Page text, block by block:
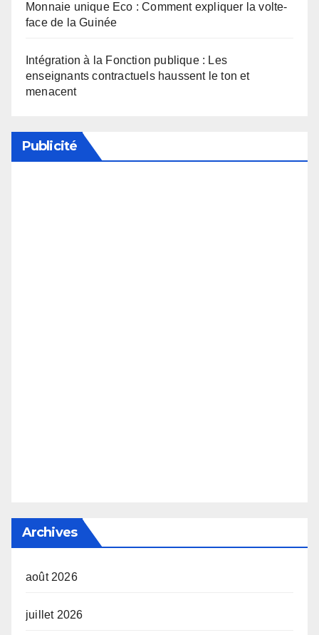
Monnaie unique Eco : Comment expliquer la volte-
face de la Guinée
Intégration à la Fonction publique : Les
enseignants contractuels haussent le ton et
menacent
Publicité
Archives
août 2026
juillet 2026